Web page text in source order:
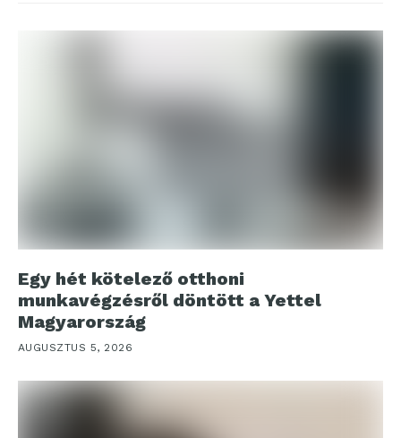
Egy hét kötelező otthoni
munkavégzésről döntött a Yettel
Magyarország
AUGUSZTUS 5, 2026